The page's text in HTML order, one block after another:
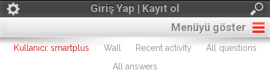
Giriş Yap | Kayıt ol
Menüyü göster
Kullanıcı: smartplus Wall Recent activity
All questions
All answers